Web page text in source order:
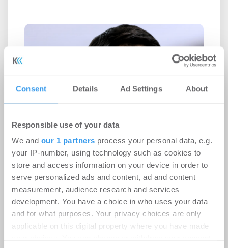
Consent Details Ad Settings About
Responsible use of your data
We and our 1 partners process your personal data, e.g.
your IP-number, using technology such as cookies to
store and access information on your device in order to
serve personalized ads and content, ad and content
measurement, audience research and services
development. You have a choice in who uses your data
and for what purposes. Your privacy choices are only
applicable on this digital property where you have made
Savills Investment Management